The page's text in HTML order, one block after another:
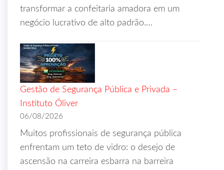
transformar a confeitaria amadora em um
negócio lucrativo de alto padrão.…
Gestão de Segurança Pública e Privada –
Instituto Óliver
06/08/2026
Muitos profissionais de segurança pública
enfrentam um teto de vidro: o desejo de
ascensão na carreira esbarra na barreira